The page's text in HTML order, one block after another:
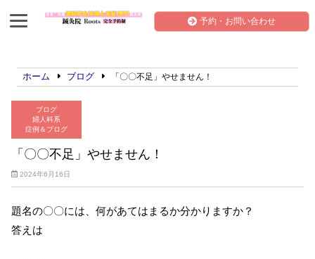
予約・お問い合わせ
ホーム ブログ 「〇〇不足」やせません！
ブログ
婦人科系
症例＆ブログ
「〇〇不足」やせません！
2024年6月16日
題名の〇〇には、何があてはまるか分かりますか？
答えは